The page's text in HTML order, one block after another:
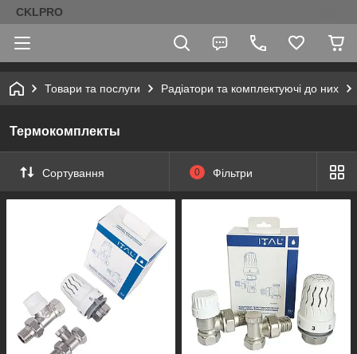
CKLPRO
Товари та послуги Радіатори та комплектуючі до них
Термокомплекты
Сортування 0 Фільтри